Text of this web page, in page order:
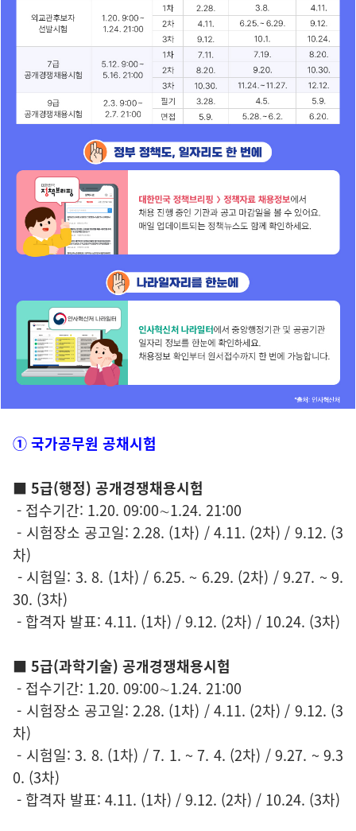
① 국가공무원 공채시험
■ 5급(행정) 공개경쟁채용시험
- 접수기간: 1.20. 09:00∼1.24. 21:00
- 시험장소 공고일: 2.28. (1차) / 4.11. (2차) / 9.12. (3
차)
- 시험일: 3. 8. (1차) / 6.25. ~ 6.29. (2차) / 9.27. ~ 9.
30. (3차)
- 합격자 발표: 4.11. (1차) / 9.12. (2차) / 10.24. (3차)
■ 5급(과학기술) 공개경쟁채용시험
- 접수기간: 1.20. 09:00∼1.24. 21:00
- 시험장소 공고일: 2.28. (1차) / 4.11. (2차) / 9.12. (3
차)
- 시험일: 3. 8. (1차) / 7. 1. ~ 7. 4. (2차) / 9.27. ~ 9.3
0. (3차)
- 합격자 발표: 4.11. (1차) / 9.12. (2차) / 10.24. (3차)